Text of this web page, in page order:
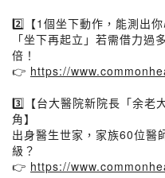
2️⃣【1個坐下動作，能測出
「坐下再起立」若需借力
倍！
👉 https://
3️⃣【台大醫院新院長「余老
角】
出身醫生世家，家族60位醫
級？
👉 https://